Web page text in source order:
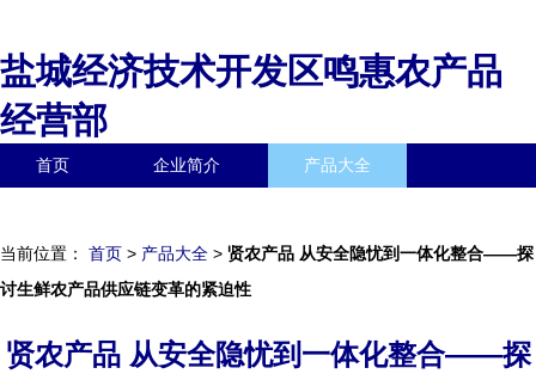
盐城经济技术开发区鸣惠农产品
经营部
首页 企业简介 产品大全
当前位置： 首页 > 产品大全 > 贤农产品 从安全隐忧到一体化整合——探
讨生鲜农产品供应链变革的紧迫性
贤农产品 从安全隐忧到一体化整合——探